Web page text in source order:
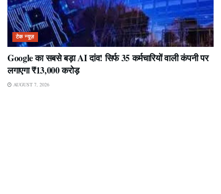
टेक न्यूज़
Google का सबसे बड़ा AI दांव! सिर्फ 35 कर्मचारियों वाली कंपनी पर
लगाएगा ₹13,000 करोड़
AUGUST 7, 2026